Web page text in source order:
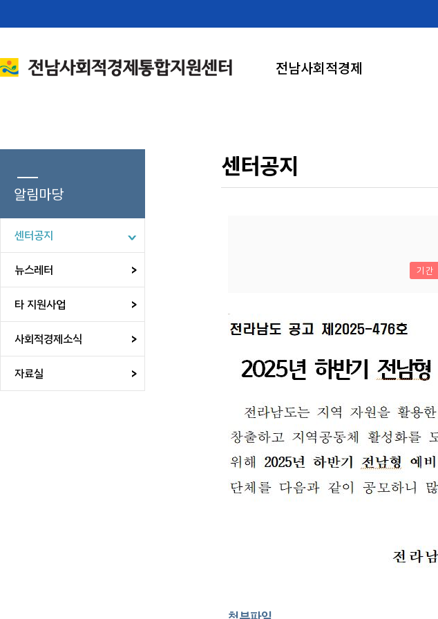
전남사회적경제
알림마당
센터공지
뉴스레터
타 지원사업
사회적경제소식
자료실
센터공지
기간
본문